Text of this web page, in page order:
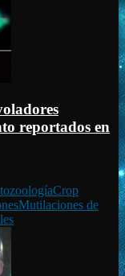
reportados en
Crop
Mutilaciones de